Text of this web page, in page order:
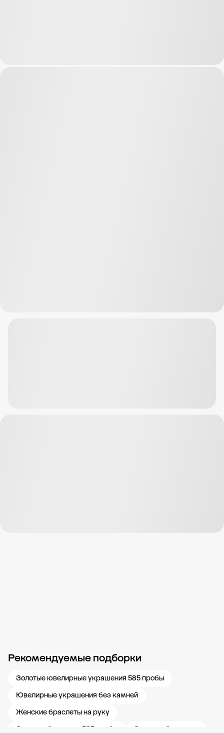
Рекомендуемые подборки
Золотые ювелирные украшения 585 пробы
Ювелирные украшения без камней
Женские браслеты на руку
Золотые браслеты 585 пробы
Золотые браслеты
Новости компании Журнал ЗОЛОТОЙ Блог